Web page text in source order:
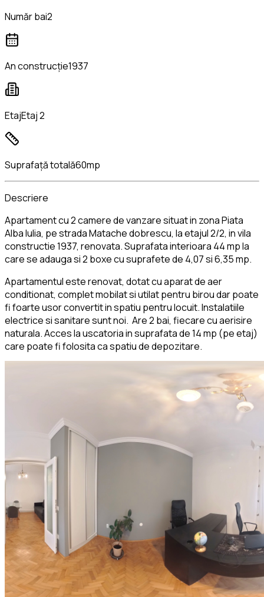
Număr bai2
An construcție1937
EtajEtaj 2
Suprafață totală60mp
Descriere
Apartament cu 2 camere de vanzare situat in zona Piata
Alba Iulia, pe strada Matache dobrescu, la etajul 2/2, in vila
constructie 1937, renovata. Suprafata interioara 44 mp la
care se adauga si 2 boxe cu suprafete de 4,07 si 6,35 mp.
Apartamentul este renovat, dotat cu aparat de aer
conditionat, complet mobilat si utilat pentru birou dar poate
fi foarte usor convertit in spatiu pentru locuit. Instalatiile
electrice si sanitare sunt noi. Are 2 bai, fiecare cu aerisire
naturala. Acces la uscatoria in suprafata de 14 mp (pe etaj)
care poate fi folosita ca spatiu de depozitare.
Pentru detalii si vizionari va stam la dispozitie. Fara comision